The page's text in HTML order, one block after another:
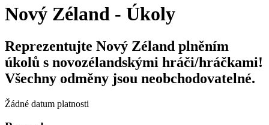
Nový Zéland - Úkoly
Reprezentujte Nový Zéland plněním
úkolů s novozélandskými hráči/hráčkami!
Všechny odměny jsou neobchodovatelné.
Žádné datum platnosti